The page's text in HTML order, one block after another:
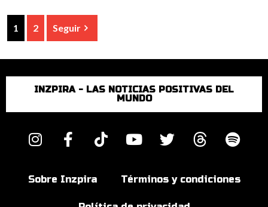
1 2 Seguir
INZPIRA - LAS NOTICIAS POSITIVAS DEL
MUNDO
Sobre Inzpira Términos y condiciones